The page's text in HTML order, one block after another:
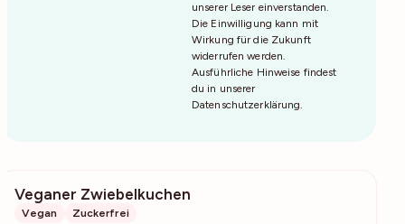
unserer Leser einverstanden.
Die Einwilligung kann mit
Wirkung für die Zukunft
widerrufen werden.
Ausführliche Hinweise findest
du in unserer
Datenschutzerklärung.
Veganer Zwiebelkuchen
Vegan Zuckerfrei